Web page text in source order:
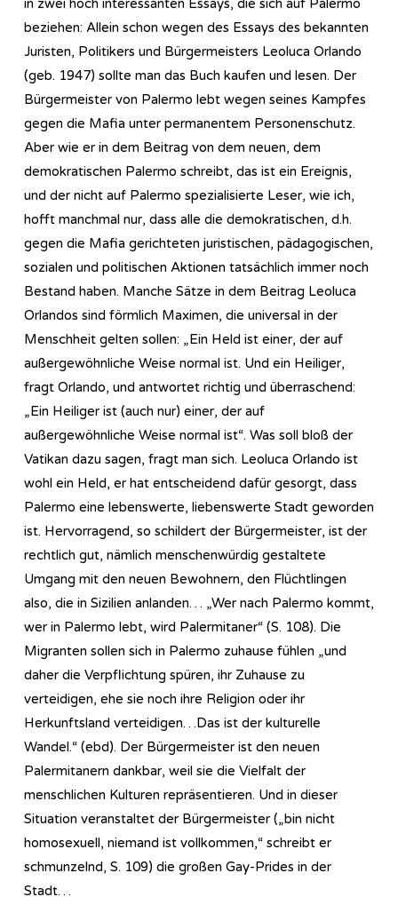
in zwei hoch interessanten Essays, die sich auf Palermo
beziehen: Allein schon wegen des Essays des bekannten
Juristen, Politikers und Bürgermeisters Leoluca Orlando
(geb. 1947) sollte man das Buch kaufen und lesen. Der
Bürgermeister von Palermo lebt wegen seines Kampfes
gegen die Mafia unter permanentem Personenschutz.
Aber wie er in dem Beitrag von dem neuen, dem
demokratischen Palermo schreibt, das ist ein Ereignis,
und der nicht auf Palermo spezialisierte Leser, wie ich,
hofft manchmal nur, dass alle die demokratischen, d.h.
gegen die Mafia gerichteten juristischen, pädagogischen,
sozialen und politischen Aktionen tatsächlich immer noch
Bestand haben. Manche Sätze in dem Beitrag Leoluca
Orlandos sind förmlich Maximen, die universal in der
Menschheit gelten sollen: „Ein Held ist einer, der auf
außergewöhnliche Weise normal ist. Und ein Heiliger,
fragt Orlando, und antwortet richtig und überraschend:
„Ein Heiliger ist (auch nur) einer, der auf
außergewöhnliche Weise normal ist“. Was soll bloß der
Vatikan dazu sagen, fragt man sich. Leoluca Orlando ist
wohl ein Held, er hat entscheidend dafür gesorgt, dass
Palermo eine lebenswerte, liebenswerte Stadt geworden
ist. Hervorragend, so schildert der Bürgermeister, ist der
rechtlich gut, nämlich menschenwürdig gestaltete
Umgang mit den neuen Bewohnern, den Flüchtlingen
also, die in Sizilien anlanden… „Wer nach Palermo kommt,
wer in Palermo lebt, wird Palermitaner“ (S. 108). Die
Migranten sollen sich in Palermo zuhause fühlen „und
daher die Verpflichtung spüren, ihr Zuhause zu
verteidigen, ehe sie noch ihre Religion oder ihr
Herkunftsland verteidigen…Das ist der kulturelle
Wandel.“ (ebd). Der Bürgermeister ist den neuen
Palermitanern dankbar, weil sie die Vielfalt der
menschlichen Kulturen repräsentieren. Und in dieser
Situation veranstaltet der Bürgermeister („bin nicht
homosexuell, niemand ist vollkommen,“ schreibt er
schmunzelnd, S. 109) die großen Gay-Prides in der
Stadt…